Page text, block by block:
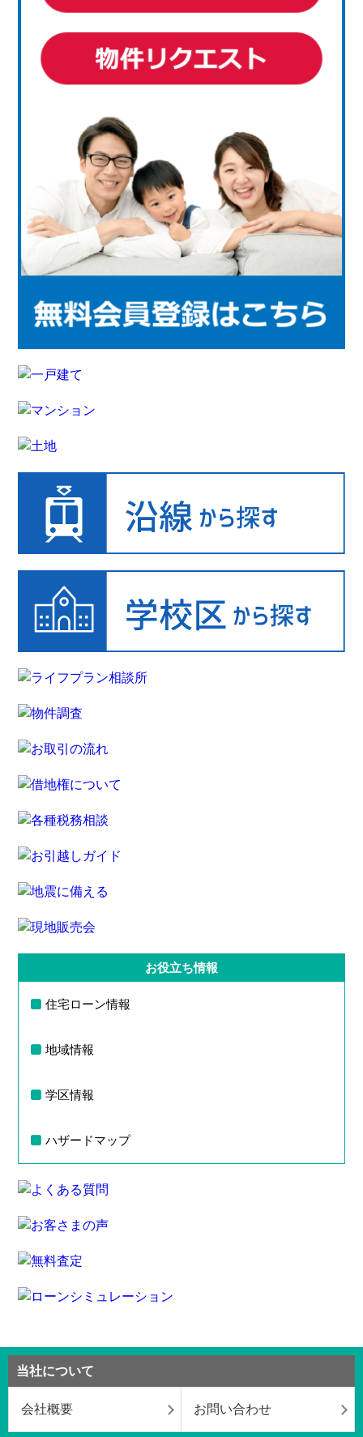
お役立ち情報
住宅ローン情報
地域情報
学区情報
ハザードマップ
当社について
会社概要 お問い合わせ